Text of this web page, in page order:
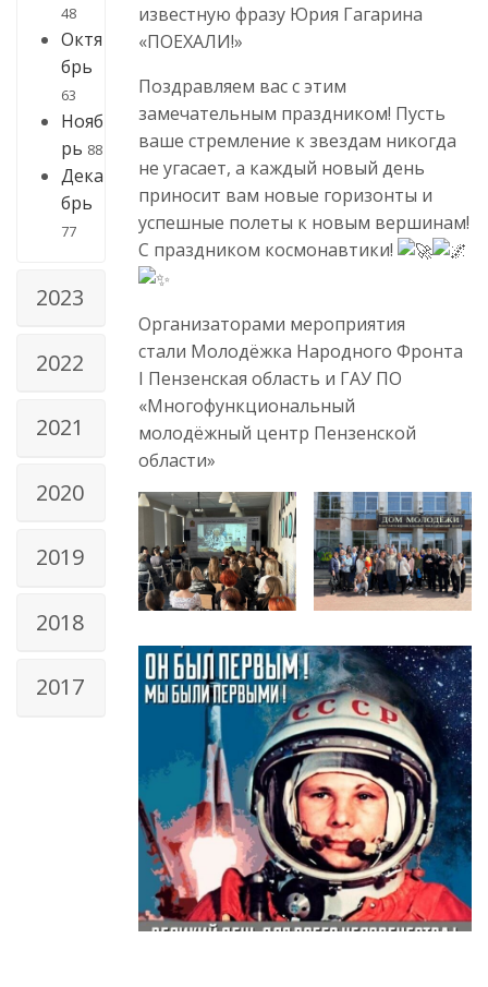
48
Октя
брь
63
Нояб
рь 88
Дека
брь
77
2023
2022
2021
2020
2019
2018
2017
известную фразу Юрия Гагарина
«ПОЕХАЛИ!»
Поздравляем вас с этим
замечательным праздником! Пусть
ваше стремление к звездам никогда
не угасает, а каждый новый день
приносит вам новые горизонты и
успешные полеты к новым вершинам!
С праздником космонавтики!
Организаторами мероприятия
стали Молодёжка Народного Фронта
I Пензенская область и ГАУ ПО
«Многофункциональный
молодёжный центр Пензенской
области»